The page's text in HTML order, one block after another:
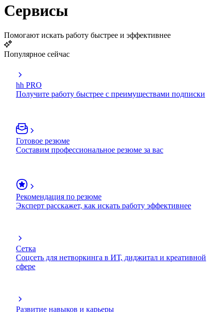
Сервисы
Помогают искать работу быстрее и эффективнее
Популярное сейчас
hh PRO
Получите работу быстрее с преимуществами подписки
Готовое резюме
Составим профессиональное резюме за вас
Рекомендация по резюме
Эксперт расскажет, как искать работу эффективнее
Сетка
Соцсеть для нетворкинга в ИТ, диджитал и креативной
сфере
Развитие навыков и карьеры